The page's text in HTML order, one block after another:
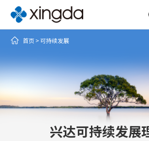
首页 可持续发展
兴达可持续发展